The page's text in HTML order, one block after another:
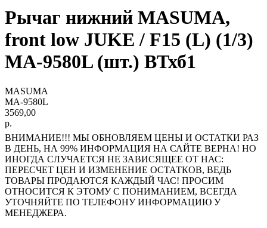
Рычаг нижний MASUMA,
front low JUKE / F15 (L) (1/3)
MA-9580L (шт.) ВТхб1
MASUMA
MA-9580L
3569,00
р.
ВНИМАНИЕ!!! МЫ ОБНОВЛЯЕМ ЦЕНЫ И ОСТАТКИ РАЗ
В ДЕНЬ, НА 99% ИНФОРМАЦИЯ НА САЙТЕ ВЕРНА! НО
ИНОГДА СЛУЧАЕТСЯ НЕ ЗАВИСЯЩЕЕ ОТ НАС:
ПЕРЕСЧЕТ ЦЕН И ИЗМЕНЕНИЕ ОСТАТКОВ, ВЕДЬ
ТОВАРЫ ПРОДАЮТСЯ КАЖДЫЙ ЧАС! ПРОСИМ
ОТНОСИТСЯ К ЭТОМУ С ПОНИМАНИЕМ, ВСЕГДА
УТОЧНЯЙТЕ ПО ТЕЛЕФОНУ ИНФОРМАЦИЮ У
МЕНЕДЖЕРА.